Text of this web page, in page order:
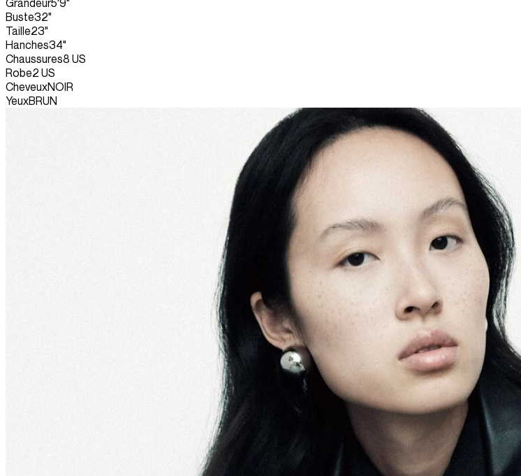
Buste32"
Taille23"
Hanches34"
Chaussures8 US
Robe2 US
CheveuxNOIR
YeuxBRUN